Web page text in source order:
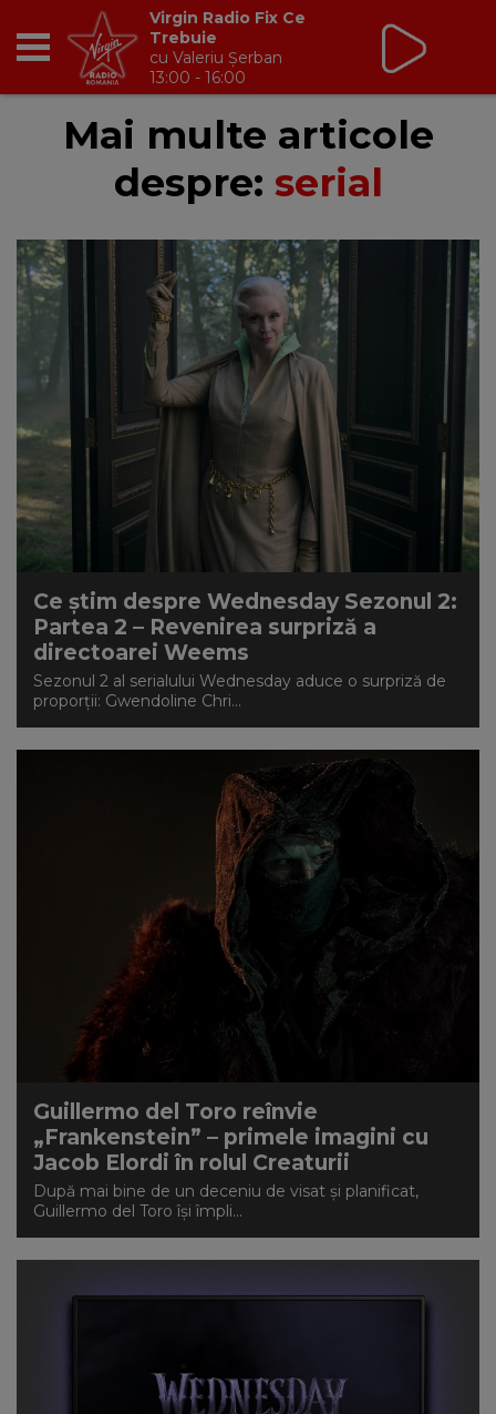
RADIO
BREAKFAST
TIC TALK
CÂȘTIGĂ
HOT 30
DANCEFLOOR CHART
RADIO ACADEMY
NEWS
CONTUL MEU
Virgin Radio Fix Ce
Trebuie
cu Valeriu Șerban
13:00 - 16:00
Mai multe articole
despre: serial
Ce știm despre Wednesday Sezonul 2:
Partea 2 – Revenirea surpriză a
directoarei Weems
Sezonul 2 al serialului Wednesday aduce o surpriză de
proporții: Gwendoline Chri...
Guillermo del Toro reînvie
„Frankenstein” – primele imagini cu
Jacob Elordi în rolul Creaturii
După mai bine de un deceniu de visat și planificat,
Guillermo del Toro își împli...